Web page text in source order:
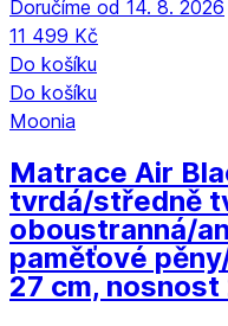
Doručíme od 14. 8. 2026
11 499 Kč
Do košíku
Do košíku
Moonia
Matrace Air
tvrdá/středně
oboustranná/
paměťové
27 cm, nosnost